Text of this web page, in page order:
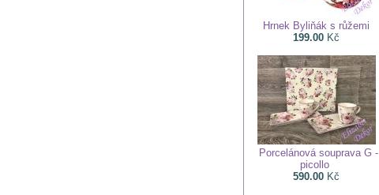
Hrnek Byliňák s růžemi
199.00 Kč
Porcelánová souprava G -
picollo
590.00 Kč